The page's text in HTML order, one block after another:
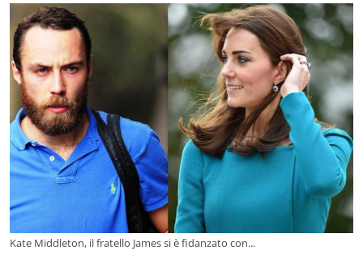
Kate Middleton, il fratello James si è fidanzato con...